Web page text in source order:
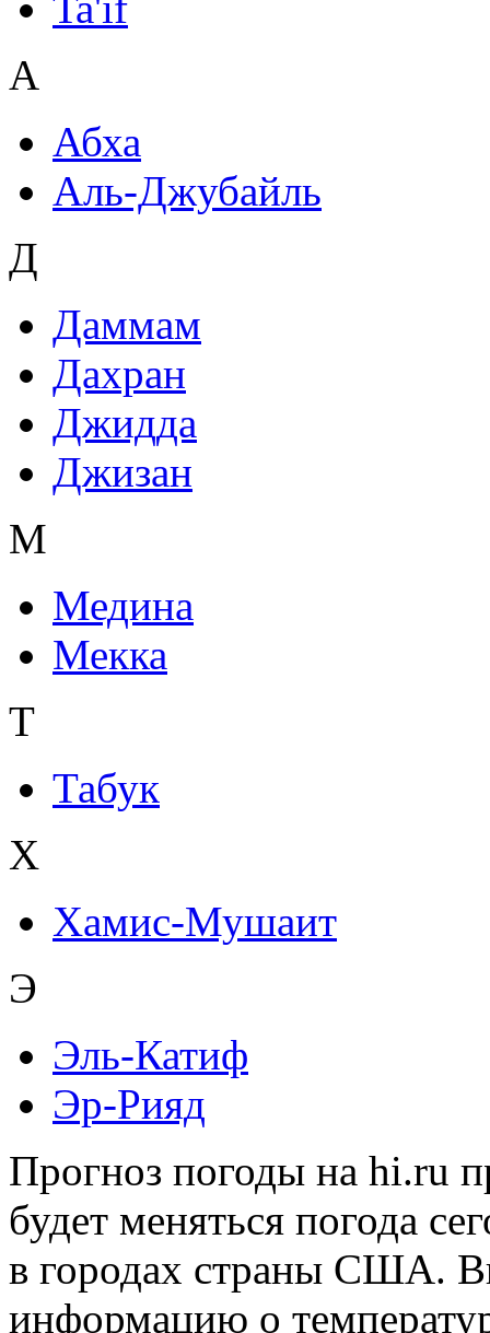
А
Абха
Аль-Джубайль
Д
Даммам
Дахран
Джидда
Джизан
М
Медина
Мекка
Т
Табук
Х
Хамис-Мушаит
Э
Эль-Катиф
Эр-Рияд
Прогноз погоды на hi.ru
будет меняться погода
в городах страны США.
информацию о